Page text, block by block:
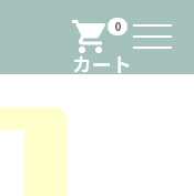
0
カート
Menu